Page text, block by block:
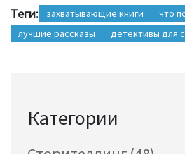
Теги: захватывающие книги
что
лучшие рассказы
детективы для
Категории